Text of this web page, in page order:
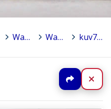
> Wanhat > Wanhat > kuv7b.png
Jaa